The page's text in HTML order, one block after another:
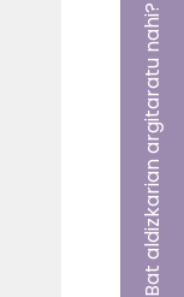
Bat aldizkarian argitaratu nahi?